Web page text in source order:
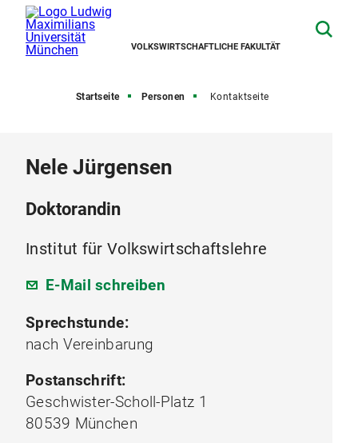
VOLKSWIRTSCHAFTLICHE FAKULTÄT
Startseite Personen Kontaktseite
Nele Jürgensen
Doktorandin
Institut für Volkswirtschaftslehre
E-Mail schreiben
Sprechstunde:
nach Vereinbarung
Postanschrift:
Geschwister-Scholl-Platz 1
80539 München